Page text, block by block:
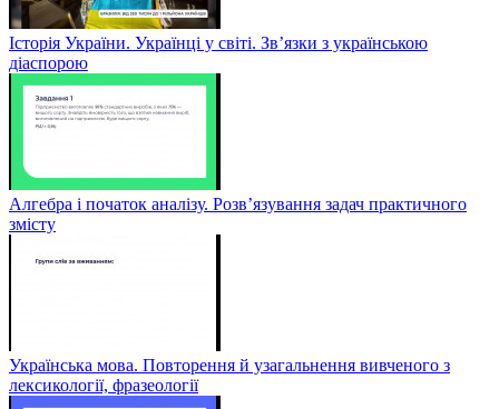
Історія України. Українці у світі. Зв’язки з українською
діаспорою
Алгебра і початок аналізу. Розв’язування задач практичного
змісту
Українська мова. Повторення й узагальнення вивченого з
лексикології, фразеології